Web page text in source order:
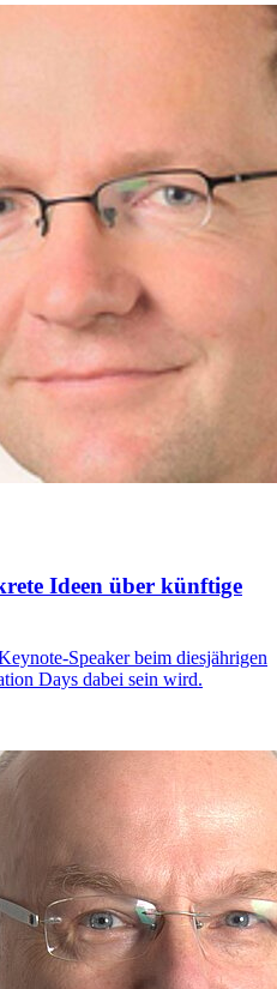
Ideen über künftige
Speaker beim diesjährigen
Days dabei sein wird.